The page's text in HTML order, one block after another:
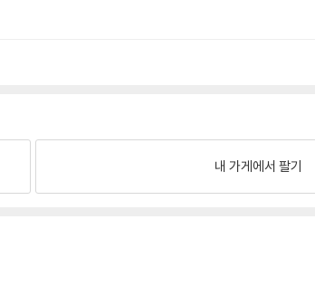
내 가게에서 팔기